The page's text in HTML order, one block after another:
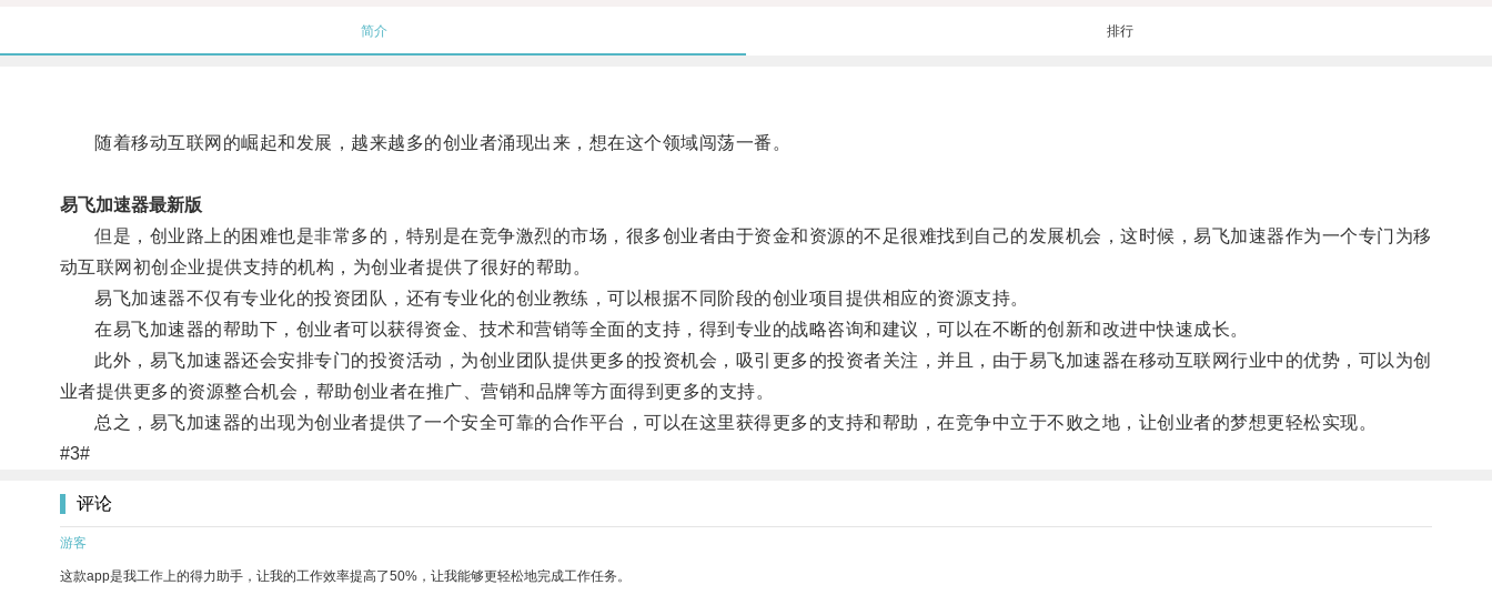
简介 排行
随着移动互联网的崛起和发展，越来越多的创业者涌现出来，想在这个领域闯荡一番。
易飞加速器最新版
但是，创业路上的困难也是非常多的，特别是在竞争激烈的市场，很多创业者由于资金和资源的不足很难找到自己的发展机会，这时候，易飞加速器作为一个专门为移
动互联网初创企业提供支持的机构，为创业者提供了很好的帮助。
易飞加速器不仅有专业化的投资团队，还有专业化的创业教练，可以根据不同阶段的创业项目提供相应的资源支持。
在易飞加速器的帮助下，创业者可以获得资金、技术和营销等全面的支持，得到专业的战略咨询和建议，可以在不断的创新和改进中快速成长。
此外，易飞加速器还会安排专门的投资活动，为创业团队提供更多的投资机会，吸引更多的投资者关注，并且，由于易飞加速器在移动互联网行业中的优势，可以为创
业者提供更多的资源整合机会，帮助创业者在推广、营销和品牌等方面得到更多的支持。
总之，易飞加速器的出现为创业者提供了一个安全可靠的合作平台，可以在这里获得更多的支持和帮助，在竞争中立于不败之地，让创业者的梦想更轻松实现。
#3#
评论
游客
这款app是我工作上的得力助手，让我的工作效率提高了50%，让我能够更轻松地完成工作任务。